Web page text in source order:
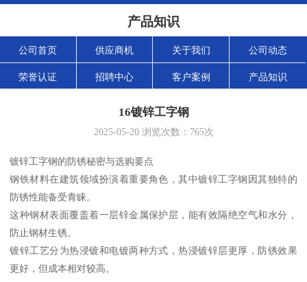
产品知识
公司首页 供应商机 关于我们 公司动态
荣誉认证 招聘中心 客户案例 产品知识
16镀锌工字钢
2025-05-20浏览次数： 765次
镀锌工字钢的防锈秘密与选购要点
钢铁材料在建筑领域扮演着重要角色，其中镀锌工字钢因其独特的
防锈性能备受青睐。
这种钢材表面覆盖着一层锌金属保护层，能有效隔绝空气和水分，
防止钢材生锈。
镀锌工艺分为热浸镀和电镀两种方式，热浸镀锌层更厚，防锈效果
更好，但成本相对较高。